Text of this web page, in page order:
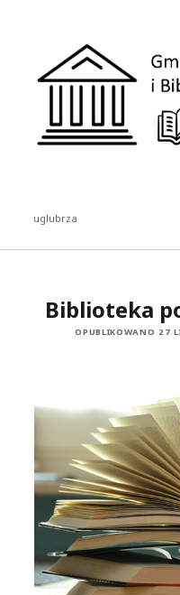
Kultury
Biblioteka
uglubrza
bocznyBiblioteka
OPUBLIKOWANO 27